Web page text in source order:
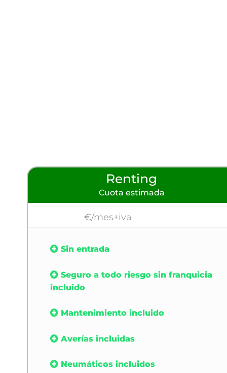
Renting
Cuota estimada
€/mes+iva
Sin entrada
Seguro a todo riesgo sin franquicia
incluido
Mantenimiento incluido
Averías incluidas
Neumáticos incluidos